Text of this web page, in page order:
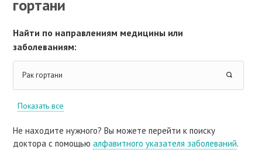
гортани
Найти по направлениям медицины или
заболеваниям:
Рак гортани
Показать все
Не находите нужного? Вы можете перейти к поиску
доктора с помощьюалфавитного указателя заболеваний.